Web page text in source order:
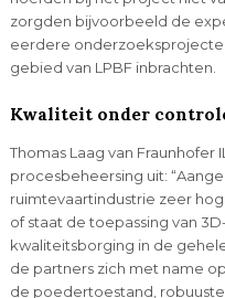
zorgden bijvoorbeeld de
eerdere
gebied van LPBF inbrachten.
Kwaliteit onder
Thomas Laag van Fraunhofer
procesbeheersing uit:
ruimtevaartindustrie zeer
of staat de toepassing van
kwaliteitsborging in de
de partners zich met name
de poedertoestand,